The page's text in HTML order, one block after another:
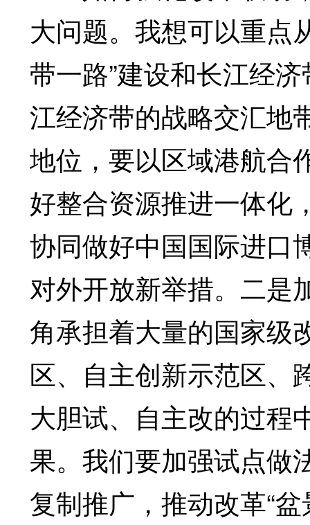
大问题。我想可以重点
带一路”建设和长江经
江经济带的战略交汇地
地位，要以区域港航合
好整合资源推进一体化
协同做好中国国际进口
对外开放新举措。二是
角承担着大量的国家级
区、自主创新示范区、
大胆试、自主改的过程
果。我们要加强试点做
复制推广，推动改革“